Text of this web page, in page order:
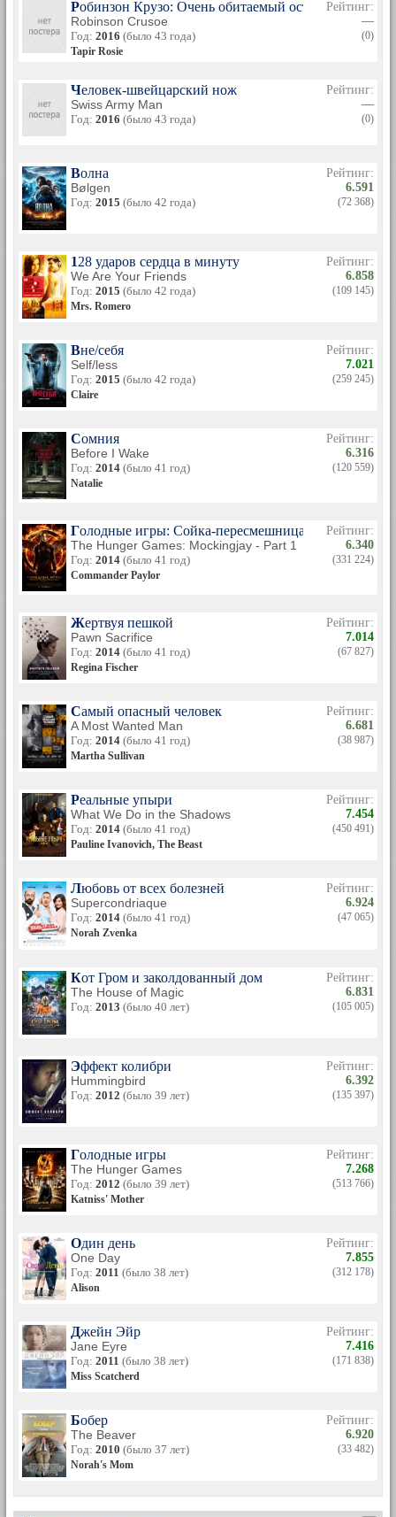
Робинзон Крузо: Очень обитаемый остров
Robinson Crusoe
Год: 2016 (было 43 года)
Tapir Rosie
Рейтинг:
—
(0)
Человек-швейцарский нож
Swiss Army Man
Год: 2016 (было 43 года)
Рейтинг:
—
(0)
Волна
Bølgen
Год: 2015 (было 42 года)
Рейтинг:
6.591
(72 368)
128 ударов сердца в минуту
We Are Your Friends
Год: 2015 (было 42 года)
Mrs. Romero
Рейтинг:
6.858
(109 145)
Вне/себя
Self/less
Год: 2015 (было 42 года)
Claire
Рейтинг:
7.021
(259 245)
Сомния
Before I Wake
Год: 2014 (было 41 год)
Natalie
Рейтинг:
6.316
(120 559)
Голодные игры: Сойка-пересмешница. Часть I
The Hunger Games: Mockingjay - Part 1
Год: 2014 (было 41 год)
Commander Paylor
Рейтинг:
6.340
(331 224)
Жертвуя пешкой
Pawn Sacrifice
Год: 2014 (было 41 год)
Regina Fischer
Рейтинг:
7.014
(67 827)
Самый опасный человек
A Most Wanted Man
Год: 2014 (было 41 год)
Martha Sullivan
Рейтинг:
6.681
(38 987)
Реальные упыри
What We Do in the Shadows
Год: 2014 (было 41 год)
Pauline Ivanovich, The Beast
Рейтинг:
7.454
(450 491)
Любовь от всех болезней
Supercondriaque
Год: 2014 (было 41 год)
Norah Zvenka
Рейтинг:
6.924
(47 065)
Кот Гром и заколдованный дом
The House of Magic
Год: 2013 (было 40 лет)
Рейтинг:
6.831
(105 005)
Эффект колибри
Hummingbird
Год: 2012 (было 39 лет)
Рейтинг:
6.392
(135 397)
Голодные игры
The Hunger Games
Год: 2012 (было 39 лет)
Katniss' Mother
Рейтинг:
7.268
(513 766)
Один день
One Day
Год: 2011 (было 38 лет)
Alison
Рейтинг:
7.855
(312 178)
Джейн Эйр
Jane Eyre
Год: 2011 (было 38 лет)
Miss Scatcherd
Рейтинг:
7.416
(171 838)
Бобер
The Beaver
Год: 2010 (было 37 лет)
Norah's Mom
Рейтинг:
6.920
(33 482)